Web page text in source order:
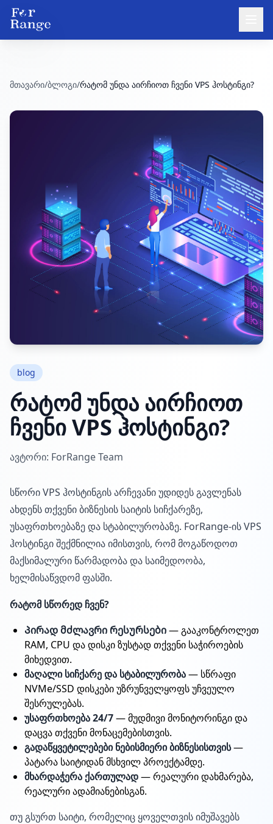
მთავარი/ბლოგი/რატომ უნდა აირჩიოთ ჩვენი VPS ჰოსტინგი?
blog
რატომ უნდა აირჩიოთ
ჩვენი VPS ჰოსტინგი?
ავტორი: ForRange Team
სწორი VPS ჰოსტინგის არჩევანი უდიდეს გავლენას
ახდენს თქვენი ბიზნესის საიტის სიჩქარეზე,
უსაფრთხოებაზე და სტაბილურობაზე. ForRange-ის VPS
ჰოსტინგი შექმნილია იმისთვის, რომ მოგაწოდოთ
მაქსიმალური წარმადობა და საიმედოობა,
ხელმისაწვდომ ფასში.
რატომ სწორედ ჩვენ?
Პირად მძლავრი რესურსები— გააკონტროლეთ
RAM, CPU და დისკი ზუსტად თქვენი საჭიროების
მიხედვით.
მაღალი სიჩქარე და სტაბილურობა— სწრაფი
NVMe/SSD დისკები უზრუნველყოფს უჩვეულო
შესრულებას.
უსაფრთხოება 24/7— მუდმივი მონიტორინგი და
დაცვა თქვენი მონაცემებისთვის.
გადაწყვეტილებები ნებისმიერი ბიზნესისთვის—
პატარა საიტიდან მსხვილ პროექტამდე.
მხარდაჭერა ქართულად— რეალური დახმარება,
რეალური ადამიანებისგან.
თუ გსურთ საიტი, რომელიც ყოველთვის იმუშავებს